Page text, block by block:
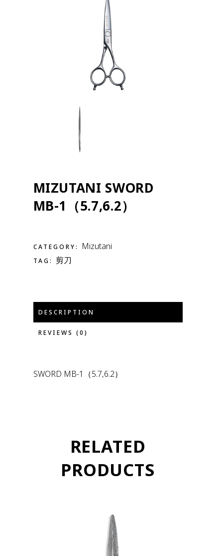
MIZUTANI SWORD
MB-1（5.7,6.2）
CATEGORY: Mizutani
TAG: 剪刀
DESCRIPTION
REVIEWS (0)
SWORD MB-1（5.7,6.2）
RELATED
PRODUCTS